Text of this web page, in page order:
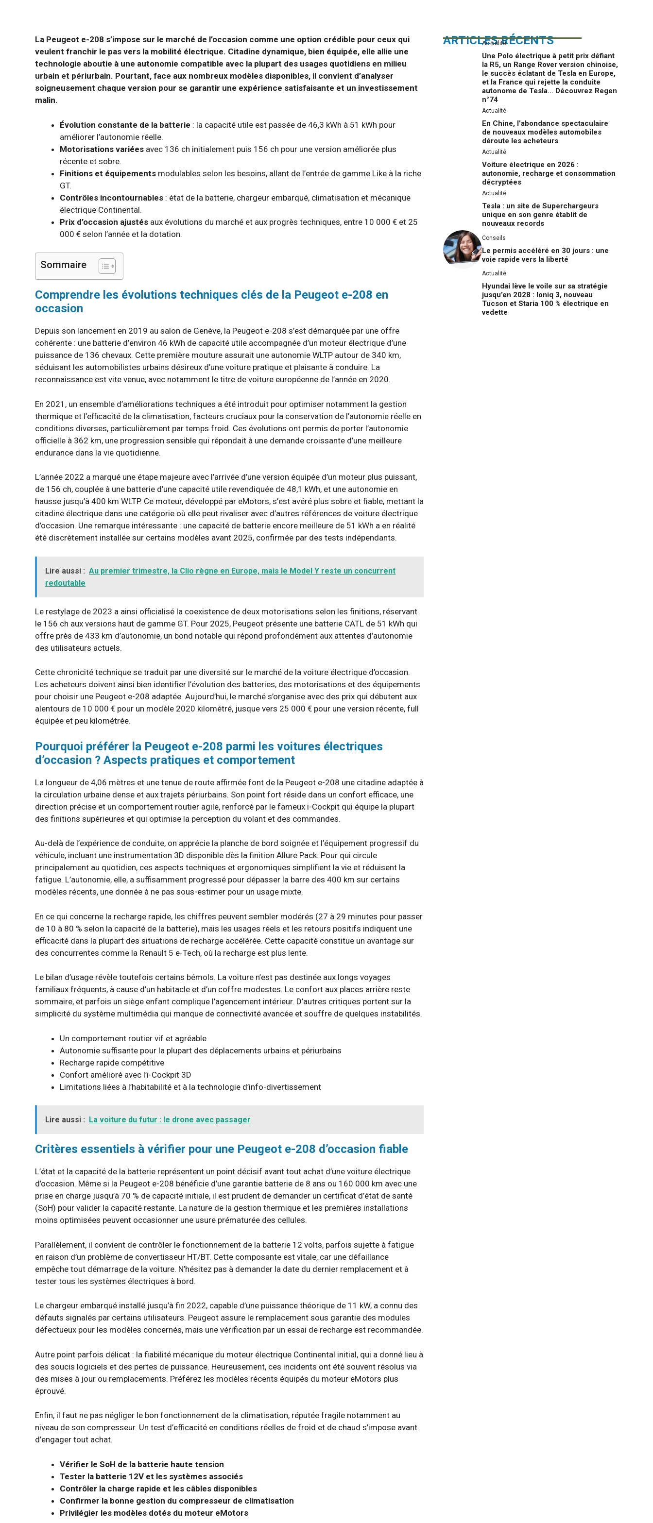
La Peugeot e-208 s’impose sur le marché de l’occasion comme une option crédible pour ceux qui
veulent franchir le pas vers la mobilité électrique. Citadine dynamique, bien équipée, elle allie une
technologie aboutie à une autonomie compatible avec la plupart des usages quotidiens en milieu
urbain et périurbain. Pourtant, face aux nombreux modèles disponibles, il convient d’analyser
soigneusement chaque version pour se garantir une expérience satisfaisante et un investissement
malin.
Évolution constante de la batterie : la capacité utile est passée de 46,3 kWh à 51 kWh pour
améliorer l’autonomie réelle.
Motorisations variées avec 136 ch initialement puis 156 ch pour une version améliorée plus
récente et sobre.
Finitions et équipements modulables selon les besoins, allant de l’entrée de gamme Like à la riche
GT.
Contrôles incontournables : état de la batterie, chargeur embarqué, climatisation et mécanique
électrique Continental.
Prix d’occasion ajustés aux évolutions du marché et aux progrès techniques, entre 10 000 € et 25
000 € selon l’année et la dotation.
Sommaire
Comprendre les évolutions techniques clés de la Peugeot e-208 en
occasion
Depuis son lancement en 2019 au salon de Genève, la Peugeot e-208 s’est démarquée par une offre
cohérente : une batterie d’environ 46 kWh de capacité utile accompagnée d’un moteur électrique d’une
puissance de 136 chevaux. Cette première mouture assurait une autonomie WLTP autour de 340 km,
séduisant les automobilistes urbains désireux d’une voiture pratique et plaisante à conduire. La
reconnaissance est vite venue, avec notamment le titre de voiture européenne de l’année en 2020.
En 2021, un ensemble d’améliorations techniques a été introduit pour optimiser notamment la gestion
thermique et l’efficacité de la climatisation, facteurs cruciaux pour la conservation de l’autonomie réelle en
conditions diverses, particulièrement par temps froid. Ces évolutions ont permis de porter l’autonomie
officielle à 362 km, une progression sensible qui répondait à une demande croissante d’une meilleure
endurance dans la vie quotidienne.
L’année 2022 a marqué une étape majeure avec l’arrivée d’une version équipée d’un moteur plus puissant,
de 156 ch, couplée à une batterie d’une capacité utile revendiquée de 48,1 kWh, et une autonomie en
hausse jusqu’à 400 km WLTP. Ce moteur, développé par eMotors, s’est avéré plus sobre et fiable, mettant la
citadine électrique dans une catégorie où elle peut rivaliser avec d’autres références de voiture électrique
d’occasion. Une remarque intéressante : une capacité de batterie encore meilleure de 51 kWh a en réalité
été discrètement installée sur certains modèles avant 2025, confirmée par des tests indépendants.
Lire aussi : Au premier trimestre, la Clio règne en Europe, mais le Model Y reste un concurrent
redoutable
Le restylage de 2023 a ainsi officialisé la coexistence de deux motorisations selon les finitions, réservant
le 156 ch aux versions haut de gamme GT. Pour 2025, Peugeot présente une batterie CATL de 51 kWh qui
offre près de 433 km d’autonomie, un bond notable qui répond profondément aux attentes d’autonomie
des utilisateurs actuels.
Cette chronicité technique se traduit par une diversité sur le marché de la voiture électrique d’occasion.
Les acheteurs doivent ainsi bien identifier l’évolution des batteries, des motorisations et des équipements
pour choisir une Peugeot e-208 adaptée. Aujourd’hui, le marché s’organise avec des prix qui débutent aux
alentours de 10 000 € pour un modèle 2020 kilométré, jusque vers 25 000 € pour une version récente, full
équipée et peu kilométrée.
Pourquoi préférer la Peugeot e-208 parmi les voitures électriques
d’occasion ? Aspects pratiques et comportement
La longueur de 4,06 mètres et une tenue de route affirmée font de la Peugeot e-208 une citadine adaptée à
la circulation urbaine dense et aux trajets périurbains. Son point fort réside dans un confort efficace, une
direction précise et un comportement routier agile, renforcé par le fameux i-Cockpit qui équipe la plupart
des finitions supérieures et qui optimise la perception du volant et des commandes.
Au-delà de l’expérience de conduite, on apprécie la planche de bord soignée et l’équipement progressif du
véhicule, incluant une instrumentation 3D disponible dès la finition Allure Pack. Pour qui circule
principalement au quotidien, ces aspects techniques et ergonomiques simplifient la vie et réduisent la
fatigue. L’autonomie, elle, a suffisamment progressé pour dépasser la barre des 400 km sur certains
modèles récents, une donnée à ne pas sous-estimer pour un usage mixte.
En ce qui concerne la recharge rapide, les chiffres peuvent sembler modérés (27 à 29 minutes pour passer
de 10 à 80 % selon la capacité de la batterie), mais les usages réels et les retours positifs indiquent une
efficacité dans la plupart des situations de recharge accélérée. Cette capacité constitue un avantage sur
des concurrentes comme la Renault 5 e-Tech, où la recharge est plus lente.
Le bilan d’usage révèle toutefois certains bémols. La voiture n’est pas destinée aux longs voyages
familiaux fréquents, à cause d’un habitacle et d’un coffre modestes. Le confort aux places arrière reste
sommaire, et parfois un siège enfant complique l’agencement intérieur. D’autres critiques portent sur la
simplicité du système multimédia qui manque de connectivité avancée et souffre de quelques instabilités.
Un comportement routier vif et agréable
Autonomie suffisante pour la plupart des déplacements urbains et périurbains
Recharge rapide compétitive
Confort amélioré avec l’i-Cockpit 3D
Limitations liées à l’habitabilité et à la technologie d’info-divertissement
Lire aussi : La voiture du futur : le drone avec passager
Critères essentiels à vérifier pour une Peugeot e-208 d’occasion fiable
L’état et la capacité de la batterie représentent un point décisif avant tout achat d’une voiture électrique
d’occasion. Même si la Peugeot e-208 bénéficie d’une garantie batterie de 8 ans ou 160 000 km avec une
prise en charge jusqu’à 70 % de capacité initiale, il est prudent de demander un certificat d’état de santé
(SoH) pour valider la capacité restante. La nature de la gestion thermique et les premières installations
moins optimisées peuvent occasionner une usure prématurée des cellules.
Parallèlement, il convient de contrôler le fonctionnement de la batterie 12 volts, parfois sujette à fatigue
en raison d’un problème de convertisseur HT/BT. Cette composante est vitale, car une défaillance
empêche tout démarrage de la voiture. N’hésitez pas à demander la date du dernier remplacement et à
tester tous les systèmes électriques à bord.
Le chargeur embarqué installé jusqu’à fin 2022, capable d’une puissance théorique de 11 kW, a connu des
défauts signalés par certains utilisateurs. Peugeot assure le remplacement sous garantie des modules
défectueux pour les modèles concernés, mais une vérification par un essai de recharge est recommandée.
Autre point parfois délicat : la fiabilité mécanique du moteur électrique Continental initial, qui a donné lieu à
des soucis logiciels et des pertes de puissance. Heureusement, ces incidents ont été souvent résolus via
des mises à jour ou remplacements. Préférez les modèles récents équipés du moteur eMotors plus
éprouvé.
Enfin, il faut ne pas négliger le bon fonctionnement de la climatisation, réputée fragile notamment au
niveau de son compresseur. Un test d’efficacité en conditions réelles de froid et de chaud s’impose avant
d’engager tout achat.
Vérifier le SoH de la batterie haute tension
Tester la batterie 12V et les systèmes associés
Contrôler la charge rapide et les câbles disponibles
Confirmer la bonne gestion du compresseur de climatisation
Privilégier les modèles dotés du moteur eMotors
ARTICLES RÉCENTS
Actualité
Une Polo électrique à petit prix défiant
la R5, un Range Rover version chinoise,
le succès éclatant de Tesla en Europe,
et la France qui rejette la conduite
autonome de Tesla… Découvrez Regen
n°74
Actualité
En Chine, l’abondance spectaculaire
de nouveaux modèles automobiles
déroute les acheteurs
Actualité
Voiture électrique en 2026 :
autonomie, recharge et consommation
décryptées
Actualité
Tesla : un site de Superchargeurs
unique en son genre établit de
nouveaux records
Conseils
Le permis accéléré en 30 jours : une
voie rapide vers la liberté
Actualité
Hyundai lève le voile sur sa stratégie
jusqu’en 2028 : Ioniq 3, nouveau
Tucson et Staria 100 % électrique en
vedette